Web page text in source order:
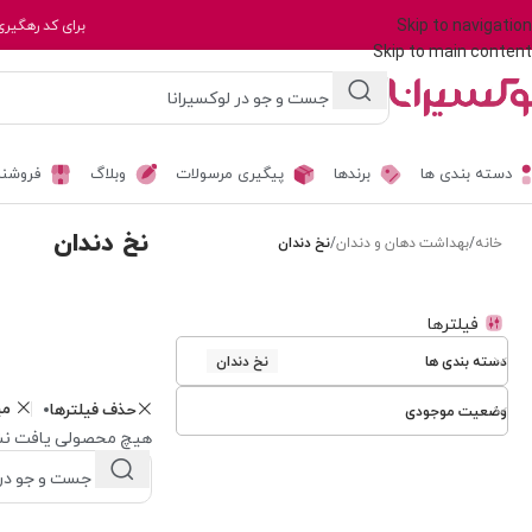
Skip to navigation
Skip to main content
برای کد
دسته بندی ها برندها پیگیری مرسولات وبلاگ
خانه/بهداشت دهان و دندان/نخ دندان نخ دندان
فیلترها
دسته بندی ها نخ دندان
وضعیت موجودی حذف فیلترها
هیچ محصولی یافت